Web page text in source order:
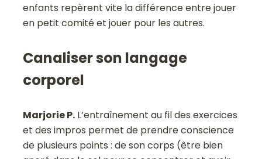
enfants repèrent vite la différence entre jouer
en petit comité et jouer pour les autres.
Canaliser son langage
corporel
Marjorie P. L’entraînement au fil des exercices
et des impros permet de prendre conscience
de plusieurs points : de son corps (être bien